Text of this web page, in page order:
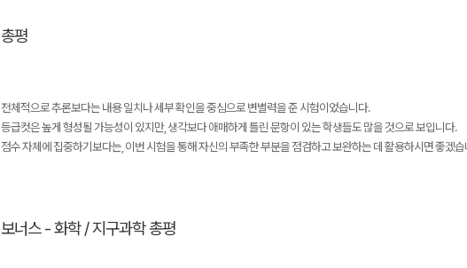
총평
전체적으로 추론보다는 내용 일치나 세부 확인을 중심으로 변별력을 준 시험이었습니다.
등급컷은 높게 형성될 가능성이 있지만, 생각보다 애매하게 틀린 문항이 있는 학생들도 많을 것으로 보입니다.
점수 자체에 집중하기보다는, 이번 시험을 통해 자신의 부족한 부분을 점검하고 보완하는 데 활용하시면 좋겠습
보너스 - 화학 / 지구과학 총평